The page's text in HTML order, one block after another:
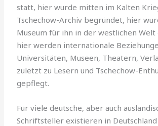
statt, hier wurde mitten im Kalten
Tschechow-Archiv begründet, hier
Museum für ihn in der westlichen
hier werden internationale
Universitäten, Museen, Theatern,
zuletzt zu Lesern und Tschechow-
gepflegt.
Für viele deutsche, aber auch
Schriftsteller existieren in Deutschland